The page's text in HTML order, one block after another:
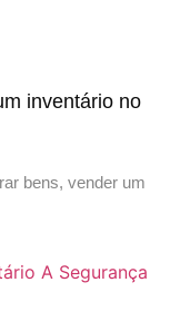
inventário no
bens, vender um